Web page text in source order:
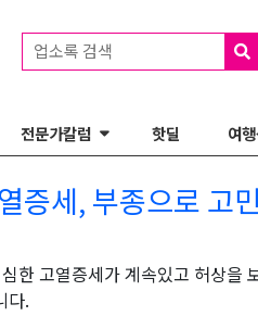
업소록 검색
전문가칼럼 핫딜 여
증세, 부종으로 고민
한 고열증세가 계속있고 허상을
다.